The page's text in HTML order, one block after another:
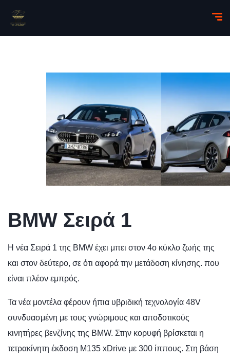
BMW Σειρά 1
Η νέα Σειρά 1 της BMW έχει μπει στον 4ο κύκλο ζωής της
και στον δεύτερο, σε ότι αφορά την μετάδοση κίνησης. που
είναι πλέον εμπρός.
Τα νέα μοντέλα φέρουν ήπια υβριδική τεχνολογία 48V
συνδυασμένη με τους γνώριμους και αποδοτικούς
κινητήρες βενζίνης της BMW. Στην κορυφή βρίσκεται η
τετρακίνητη έκδοση M135 xDrive με 300 ίππους. Στη βάση